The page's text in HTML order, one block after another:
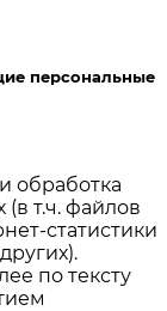
персональные
обработка
т.ч. файлов
статистики
по тексту